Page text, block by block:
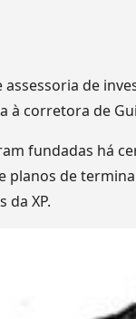
de
à corretora de
fundadas há
planos de
da XP.